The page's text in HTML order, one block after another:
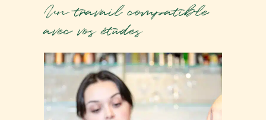
Un travail compatible
avec vos études